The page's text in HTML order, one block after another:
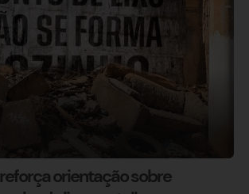
orientação sobre